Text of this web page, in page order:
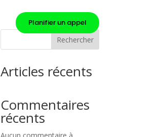
Planifier un appel
Rechercher
Articles récents
Commentaires
récents